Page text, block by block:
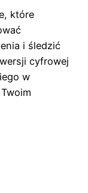
które
i śledzić
cyfrowej
w